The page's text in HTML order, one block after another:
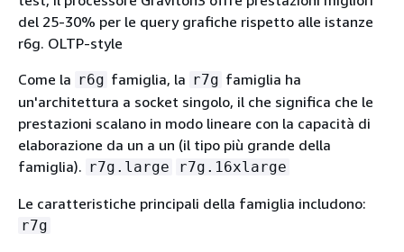
del 25-30% per le query grafiche rispetto alle istanze
r6g. OLTP-style
Come la r6g famiglia, la r7g famiglia ha
un'architettura a socket singolo, il che significa che le
prestazioni scalano in modo lineare con la capacità di
elaborazione da un a un (il tipo più grande della
famiglia). r7g.large r7g.16xlarge
Le caratteristiche principali della famiglia includono:
r7g